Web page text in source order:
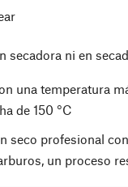
secadora ni en
una temperatura
de 150 °C
seco profesional
un proceso